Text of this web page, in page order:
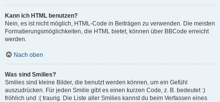
Kann ich HTML benutzen?
Nein, es ist nicht möglich, HTML-Code in Beiträgen zu verwenden. Die meisten
Formatierungsmöglichkeiten, die HTML bietet, können über BBCode erreicht
werden.
Nach oben
Was sind Smilies?
Smilies sind kleine Bilder, die benutzt werden können, um ein Gefühl
auszudrücken. Für jeden Smilie gibt es einen kurzen Code, z. B. bedeutet :)
fröhlich und :( traurig. Die Liste aller Smilies kannst du beim Verfassen eines